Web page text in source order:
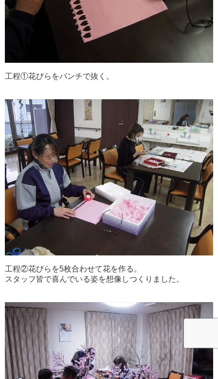
工程①花びらをパンチで抜く。
工程②花びらを5枚合わせて花を作る。
スタッフ皆で喜んでいる姿を想像しつくりました。